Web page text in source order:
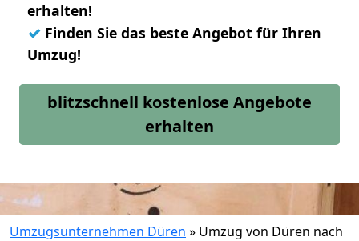
erhalten!
✓ Finden Sie das beste Angebot für Ihren
Umzug!
blitzschnell kostenlose Angebote
erhalten
Umzugsunternehmen Düren » Umzug von Düren nach